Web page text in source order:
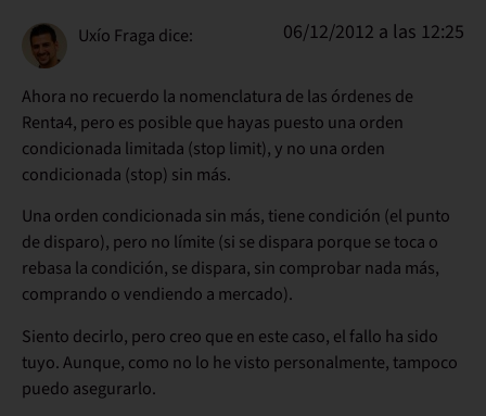
Uxío Fraga dice: 06/12/2012 a las 12:25
Ahora no recuerdo la nomenclatura de las órdenes de
Renta4, pero es posible que hayas puesto una orden
condicionada limitada (stop limit), y no una orden
condicionada (stop) sin más.
Una orden condicionada sin más, tiene condición (el punto
de disparo), pero no límite (si se dispara porque se toca o
rebasa la condición, se dispara, sin comprobar nada más,
comprando o vendiendo a mercado).
Siento decirlo, pero creo que en este caso, el fallo ha sido
tuyo. Aunque, como no lo he visto personalmente, tampoco
puedo asegurarlo.